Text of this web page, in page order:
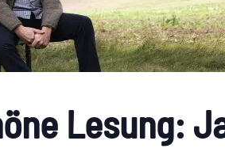
Lesung: